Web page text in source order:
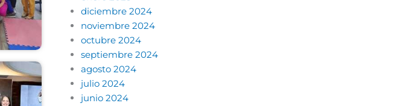
diciembre 2024
noviembre 2024
octubre 2024
septiembre 2024
agosto 2024
julio 2024
junio 2024